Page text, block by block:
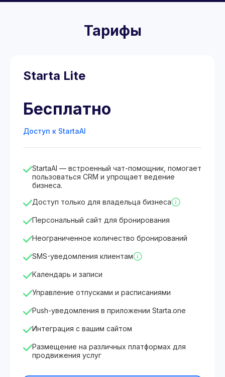
Тарифы
Starta Lite
Бесплатно
Доступ к StartaAI
StartaAI — встроенный чат-помощник, помогает
пользоваться CRM и упрощает ведение
бизнеса.
Доступ только для владельца бизнеса
Персональный сайт для бронирования
Неограниченное количество бронирований
SMS-уведомления клиентам
Календарь и записи
Управление отпусками и расписаниями
Push-уведомления в приложении Starta.one
Интеграция с вашим сайтом
Размещение на различных платформах для
продвижения услуг